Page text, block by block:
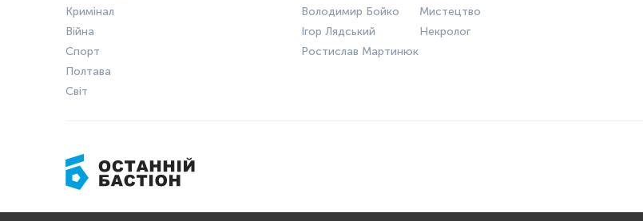
Кримінал
Війна
Спорт
Полтава
Світ
Володимир Бойко
Ігор Лядський
Ростислав Мартинюк
Мистецтво
Некролог